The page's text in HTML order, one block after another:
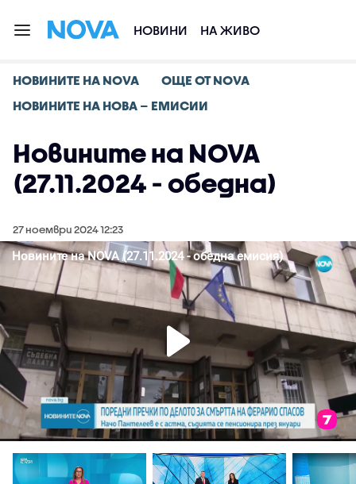
НОВИНИ НА ЖИВО
НОВИНИТЕ НА NOVA
ОЩЕ ОТ NOVA
НОВИНИТЕ НА НОВА – ЕМИСИИ
Новините на NOVA
(27.11.2024 - обедна)
27 ноември 2024 12:23